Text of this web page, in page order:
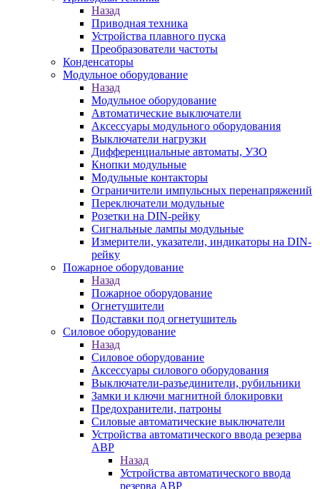
Назад
Приводная техника
Устройства плавного пуска
Преобразователи частоты
Конденсаторы
Модульное оборудование
Назад
Модульное оборудование
Автоматические выключатели
Аксессуары модульного оборудования
Выключатели нагрузки
Дифференциальные автоматы, УЗО
Кнопки модульные
Модульные контакторы
Ограничители импульсных перенапряжений
Переключатели модульные
Розетки на DIN-рейку
Сигнальные лампы модульные
Измерители, указатели, индикаторы на DIN-
рейку
Пожарное оборудование
Назад
Пожарное оборудование
Огнетушители
Подставки под огнетушитель
Силовое оборудование
Назад
Силовое оборудование
Аксессуары силового оборудования
Выключатели-разъединители, рубильники
Замки и ключи магнитной блокировки
Предохранители, патроны
Силовые автоматические выключатели
Устройства автоматического ввода резерва
АВР
Назад
Устройства автоматического ввода
резерва АВР